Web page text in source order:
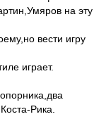
на эту
вести игру
играет.
Рика.